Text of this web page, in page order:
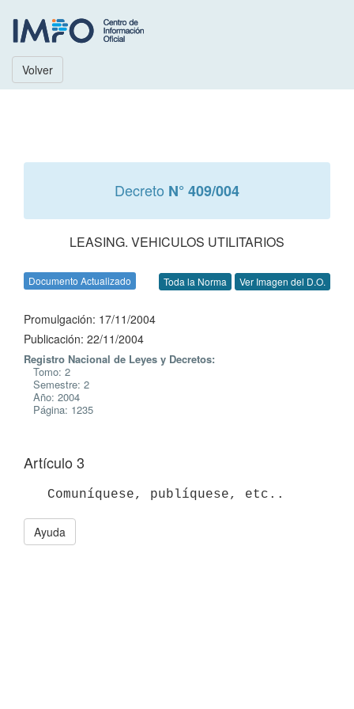
Volver
Decreto N° 409/004
LEASING. VEHICULOS UTILITARIOS
Documento Actualizado Toda la Norma Ver Imagen del D.O.
Promulgación: 17/11/2004
Publicación: 22/11/2004
Registro Nacional de Leyes y Decretos:
Tomo: 2
Semestre: 2
Año: 2004
Página: 1235
Artículo 3
   Comuníquese, publíquese, etc..
Ayuda